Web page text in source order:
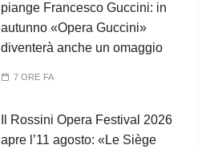
piange Francesco Guccini: in
autunno «Opera Guccini»
diventerà anche un omaggio
7 ORE FA
Il Rossini Opera Festival 2026
apre l’11 agosto: «Le Siège